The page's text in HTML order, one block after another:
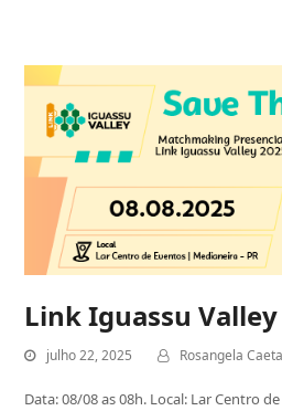
Link Iguassu Valley
julho 22, 2025 Rosangela
Data: 08/08 as 08h. Local: Lar Centro